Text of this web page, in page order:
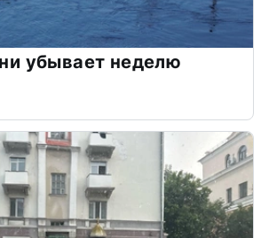
убывает неделю